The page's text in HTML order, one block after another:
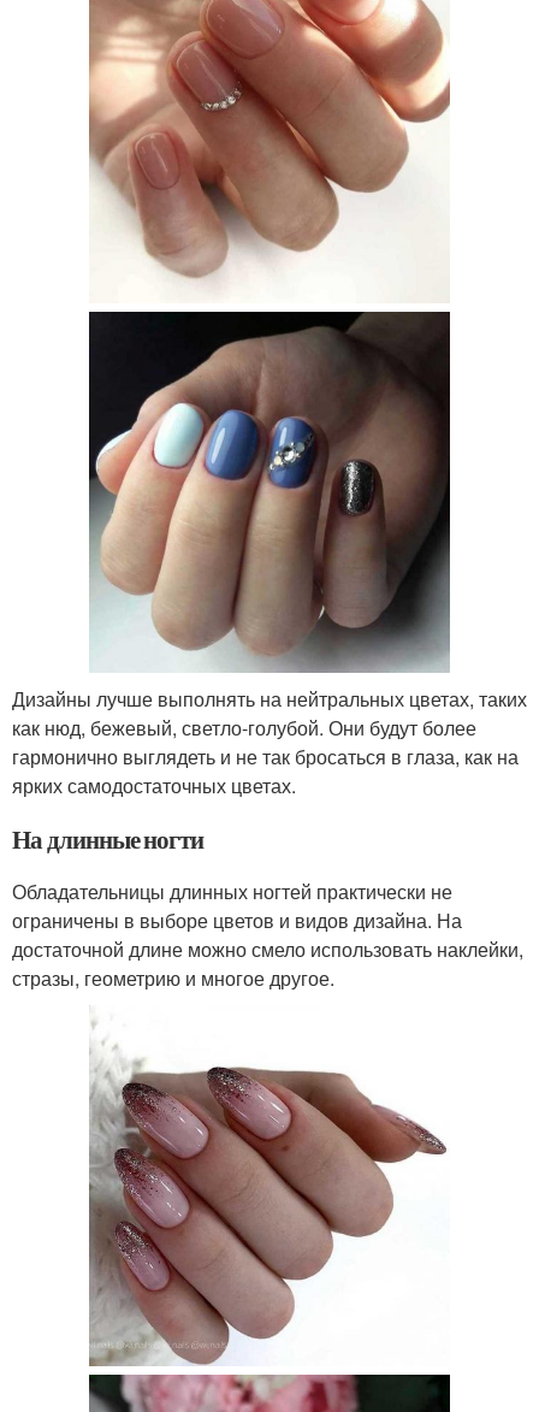
Дизайны лучше выполнять на нейтральных цветах, таких
как нюд, бежевый, светло-голубой. Они будут более
гармонично выглядеть и не так бросаться в глаза, как на
ярких самодостаточных цветах.
На длинные ногти
Обладательницы длинных ногтей практически не
ограничены в выборе цветов и видов дизайна. На
достаточной длине можно смело использовать наклейки,
стразы, геометрию и многое другое.